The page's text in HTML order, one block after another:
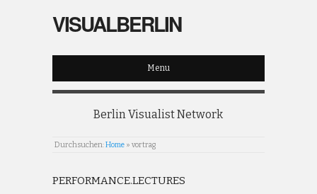
VISUALBERLIN
Menu
Berlin Visualist Network
Durchsuchen:Home » vortrag
PERFORMANCE.LECTURES